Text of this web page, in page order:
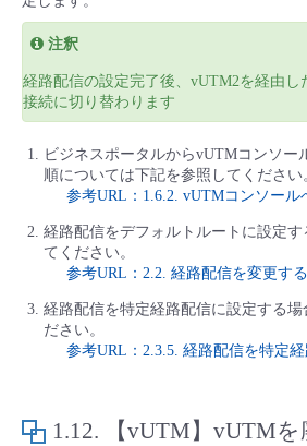
注釈
経路配信の設定完了後、vUTM2を経由し
接続に切り替わります
ビジネスポータルからvUTMコンソー
順については下記を参照してください
参考URL：1.6.2. vUTMコンソール
経路配信をデフォルトルートに設定
てください。
参考URL：2.2. 経路配信を変更する
経路配信を特定経路配信に設定する場
ださい。
参考URL：2.3.5. 経路配信を特定
1.12. 【vUTM】vUTMを